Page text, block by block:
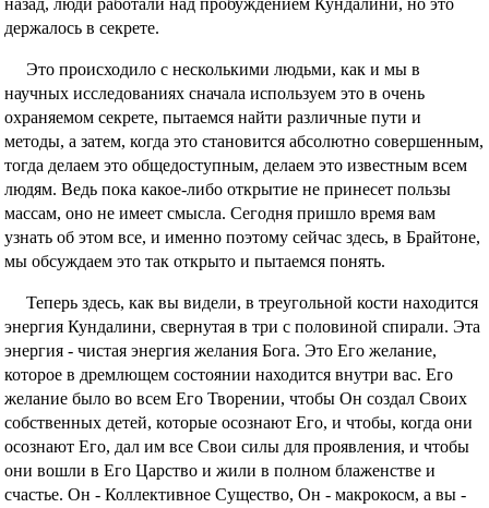
держалось в секрете.
Это происходило с несколькими людьми, как и мы в
научных исследованиях сначала используем это в очень
охраняемом секрете, пытаемся найти различные пути и
методы, а затем, когда это становится абсолютно совершенным,
тогда делаем это общедоступным, делаем это известным всем
людям. Ведь пока какое-либо открытие не принесет пользы
массам, оно не имеет смысла. Сегодня пришло время вам
узнать об этом все, и именно поэтому сейчас здесь, в Брайтоне,
мы обсуждаем это так открыто и пытаемся понять.
Теперь здесь, как вы видели, в треугольной кости находится
энергия Кундалини, свернутая в три с половиной спирали. Эта
энергия - чистая энергия желания Бога. Это Его желание,
которое в дремлющем состоянии находится внутри вас. Его
желание было во всем Его Творении, чтобы Он создал Своих
собственных детей, которые осознают Его, и чтобы, когда они
осознают Его, дал им все Свои силы для проявления, и чтобы
они вошли в Его Царство и жили в полном блаженстве и
счастье. Он - Коллективное Существо, Он - макрокосм, а вы -